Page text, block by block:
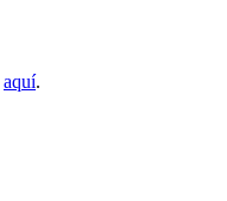
aquí.